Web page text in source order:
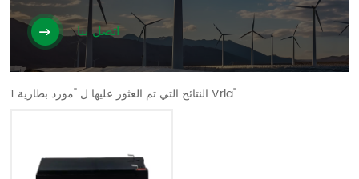
اتصل بنا
1 النتائج التي تم العثور عليها ل "مورد بطارية Vrla"